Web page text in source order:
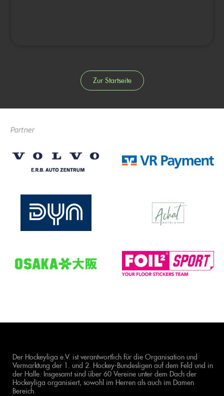
Zur Startseite
Partner
Der Hockeyliga e.V. ist verantwortlich für die Organisation und
Vermarktung der 1. und 2. Hockey-Bundesligen auf dem Feld und in
der Halle. Insgesamt sind über 60 Vereine unter dem Dach der
Hockeyliga organisiert, sowohl im Herren als auch im Damen
Bereich.